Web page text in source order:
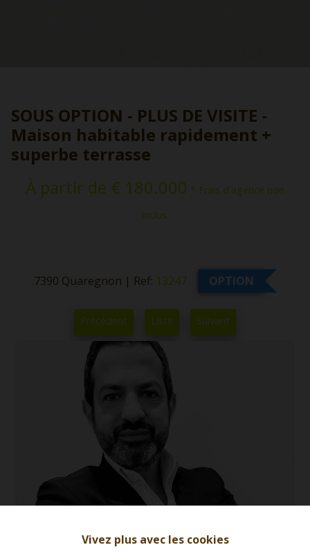
Vivez plus avec les cookies
SOUS OPTION - PLUS DE VISITE -
Maison habitable rapidement +
superbe terrasse
À partir de € 180.000 * Frais d'agence non
inclus.
7390 Quaregnon | Ref: 13247 OPTION
Précédent Liste Suivant